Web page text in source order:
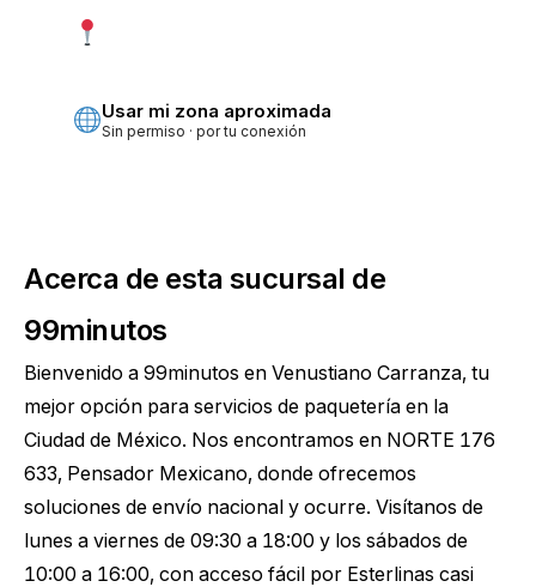
Usar mi zona aproximada
Sin permiso · por tu conexión
Acerca de esta sucursal de
99minutos
Bienvenido a 99minutos en Venustiano Carranza, tu
mejor opción para servicios de paquetería en la
Ciudad de México. Nos encontramos en NORTE 176
633, Pensador Mexicano, donde ofrecemos
soluciones de envío nacional y ocurre. Visítanos de
lunes a viernes de 09:30 a 18:00 y los sábados de
10:00 a 16:00, con acceso fácil por Esterlinas casi